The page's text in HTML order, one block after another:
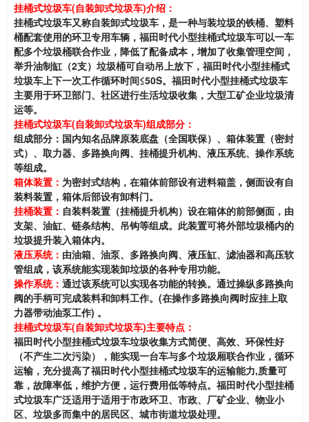
挂桶式垃圾车(自装卸式垃圾车)介绍：
挂桶式垃圾车又称自装卸式垃圾车，是一种与装垃圾的铁桶、塑料
桶配套使用的环卫专用车辆，福田时代小型挂桶式垃圾车可以一车
配多个垃圾桶联合作业，降低了配备成本，增加了收集管理空间，
举升油制缸（2支）垃圾桶可自动吊上放下，福田时代小型挂桶式
垃圾车上下一次工作循环时间≤50S。福田时代小型挂桶式垃圾车
主要用于环卫部门、社区进行生活垃圾收集，大型工矿企业垃圾清
运等。
挂桶式垃圾车(自装卸式垃圾车)组成部分：
组成部分：国内知名品牌原装底盘（全国联保）、箱体装置（密封
式）、取力器、多路换向阀、挂桶提升机构、液压系统、操作系统
等组成。
箱体装置： 为密封式结构，在箱体前部设有进料箱盖，侧面设有自
装料装置，箱体后部设有卸料门。
挂桶装置： 自装料装置（挂桶提升机构）设在箱体的前部侧面，由
支架、油缸、链条结构、吊钩等组成。此装置可将外部垃圾桶内的
垃圾提升装入箱体内。
液压系统： 由油箱、油泵、多路换向阀、液压缸、滤油器和高压软
管组成，该系统能实现装卸垃圾的各种专用功能。
操作系统： 通过该系统可以实现各功能的转换。通过操纵多路换向
阀的手柄可完成装料和卸料工作。 (在操作多路换向阀时应挂上取
力器带动油泵工作) 。
挂桶式垃圾车(自装卸式垃圾车)主要特点：
福田时代小型挂桶式垃圾车垃圾收集方式简便、高效、环保性好
（不产生二次污染），能实现一台车与多个垃圾厢联合作业，循环
运输，充分提高了福田时代小型挂桶式垃圾车的运输能力,质量可
靠，故障率低，维护方便，运行费用低等特点。福田时代小型挂桶
式垃圾车广泛适用于适用于市政环卫、市政、厂矿企业、物业小
区、垃圾多而集中的居民区、城市街道垃圾处理。